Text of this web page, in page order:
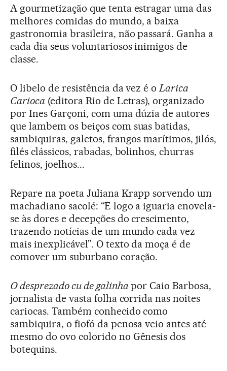
A gourmetização que tenta estragar uma das
melhores comidas do mundo, a baixa
gastronomia brasileira, não passará. Ganha a
cada dia seus voluntariosos inimigos de
classe.
O libelo de resistência da vez é o Larica
Carioca (editora Rio de Letras), organizado
por Ines Garçoni, com uma dúzia de autores
que lambem os beiços com suas batidas,
sambiquiras, galetos, frangos marítimos, jilós,
filés clássicos, rabadas, bolinhos, churras
felinos, joelhos...
Repare na poeta Juliana Krapp sorvendo um
machadiano sacolé: “E logo a iguaria enovela-
se às dores e decepções do crescimento,
trazendo notícias de um mundo cada vez
mais inexplicável”. O texto da moça é de
comover um suburbano coração.
O desprezado cu de galinha por Caio Barbosa,
jornalista de vasta folha corrida nas noites
cariocas. Também conhecido como
sambiquira, o fiofó da penosa veio antes até
mesmo do ovo colorido no Gênesis dos
botequins.